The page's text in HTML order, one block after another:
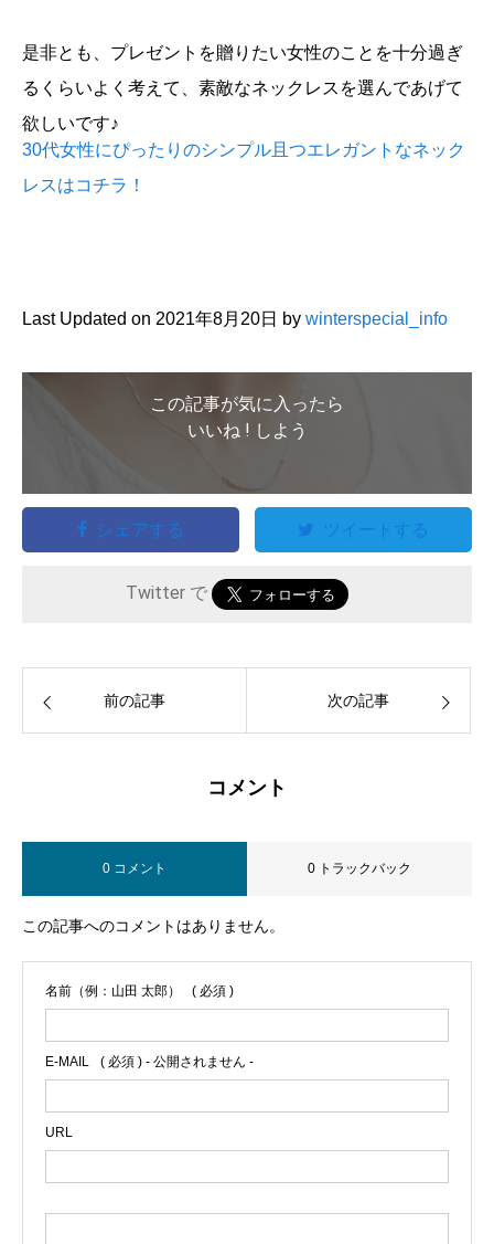
是非とも、プレゼントを贈りたい女性のことを十分過ぎ
るくらいよく考えて、素敵なネックレスを選んであげて
欲しいです♪
30代女性にぴったりのシンプル且つエレガントなネック
レスはコチラ！
Last Updated on 2021年8月20日 by winterspecial_info
この記事が気に入ったら
いいね ! しよう
シェアする ツイートする
Twitter で
前の記事 次の記事
コメント
0 コメント 0 トラックバック
この記事へのコメントはありません。
名前（例：山田 太郎） ( 必須 )
E-MAIL ( 必須 ) - 公開されません -
URL